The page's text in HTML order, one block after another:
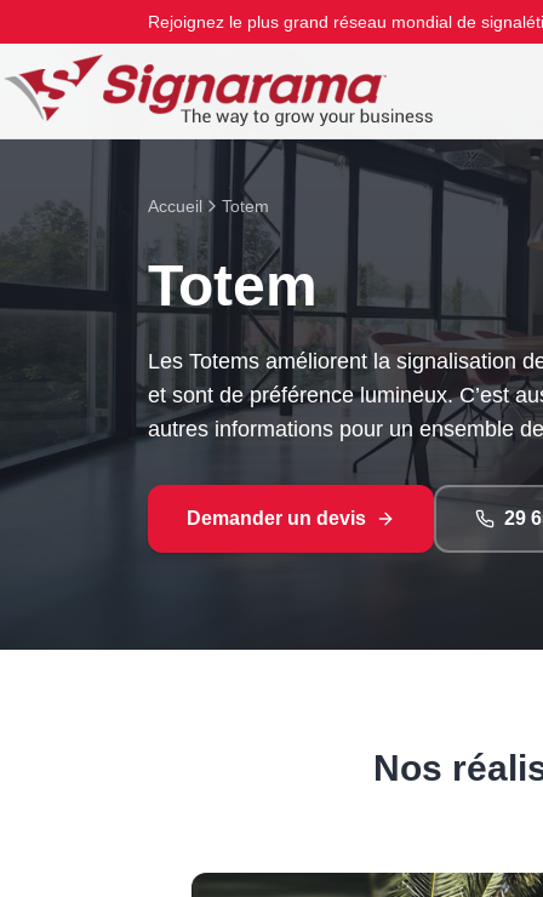
Rejoignez le plus grand réseau mondial de
Accueil Totem
Totem
Les Totems améliorent la signalisation
et sont de préférence lumineux. C’est
autres informations pour un ensemble
Demander un devis 29
Nos